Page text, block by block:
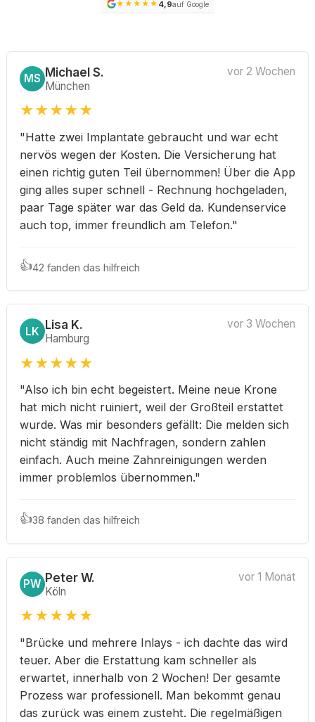
★ ★ ★ ★ ★ 4,9auf Google
MS Michael S.
München
vor 2 Wochen
★★★★★
"Hatte zwei Implantate gebraucht und war echt
nervös wegen der Kosten. Die Versicherung hat
einen richtig guten Teil übernommen! Über die App
ging alles super schnell - Rechnung hochgeladen,
paar Tage später war das Geld da. Kundenservice
auch top, immer freundlich am Telefon."
👍42 fanden das hilfreich
LK Lisa K.
Hamburg
vor 3 Wochen
★★★★★
"Also ich bin echt begeistert. Meine neue Krone
hat mich nicht ruiniert, weil der Großteil erstattet
wurde. Was mir besonders gefällt: Die melden sich
nicht ständig mit Nachfragen, sondern zahlen
einfach. Auch meine Zahnreinigungen werden
immer problemlos übernommen."
👍38 fanden das hilfreich
PW Peter W.
Köln
vor 1 Monat
★★★★★
"Brücke und mehrere Inlays - ich dachte das wird
teuer. Aber die Erstattung kam schneller als
erwartet, innerhalb von 2 Wochen! Der gesamte
Prozess war professionell. Man bekommt genau
das zurück was einem zusteht. Die regelmäßigen